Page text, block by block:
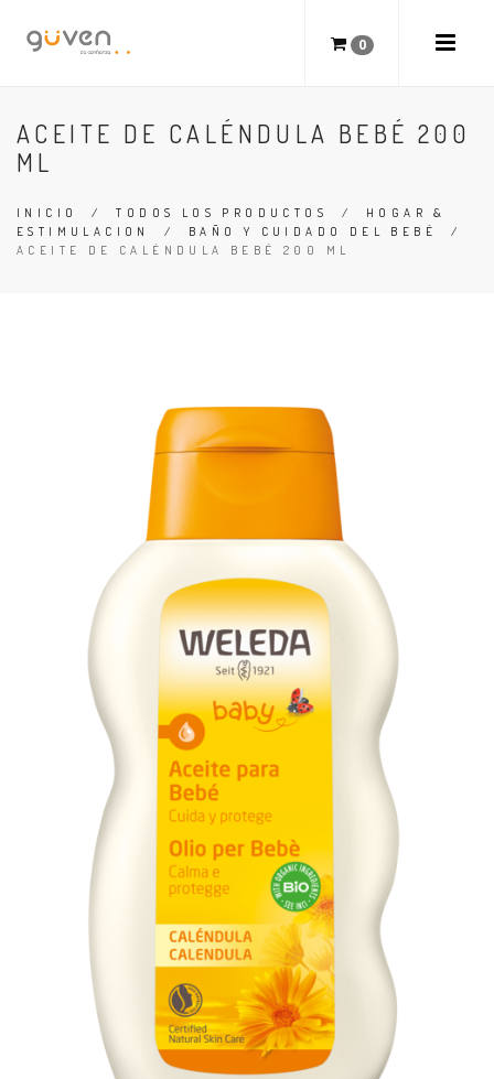
0
ACEITE DE CALÉNDULA BEBÉ 200
ML
INICIO /TODOS LOS PRODUCTOS / HOGAR &
ESTIMULACION
/ BAÑO Y CUIDADO DEL BEBÉ
/
ACEITE DE CALÉNDULA BEBÉ 200 ML